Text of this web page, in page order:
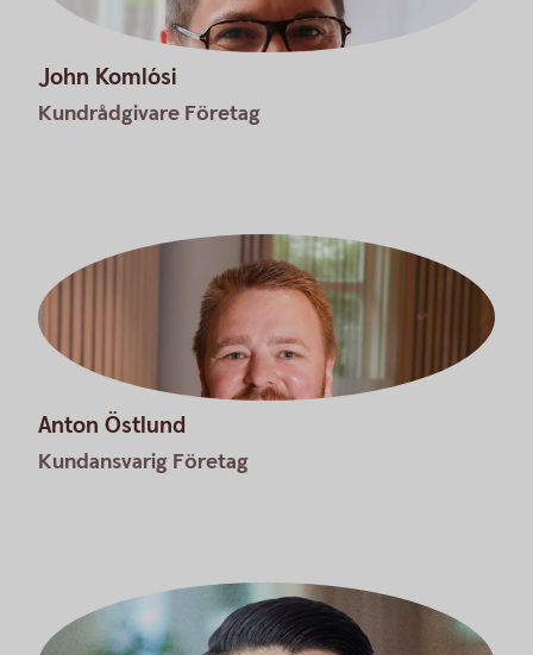
John Komlósi
Kundrådgivare Företag
Anton Östlund
Kundansvarig Företag